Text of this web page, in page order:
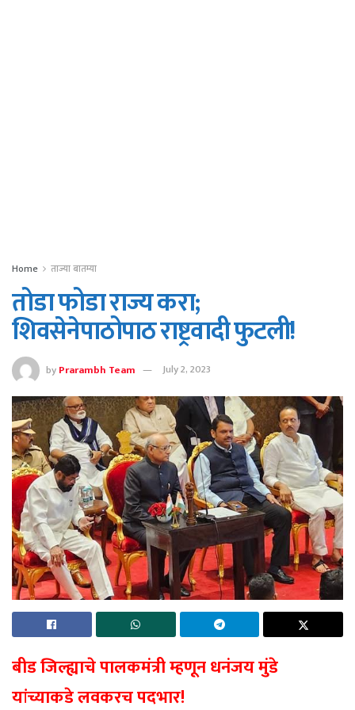
Home ताज्या बातम्या
तोडा फोडा राज्य करा;
शिवसेनेपाठोपाठ राष्ट्रवादी फुटली!
byPrarambh Team July 2, 2023
बीड जिल्ह्याचे पालकमंत्री म्हणून धनंजय मुंडे
यांच्याकडे लवकरच पदभार!